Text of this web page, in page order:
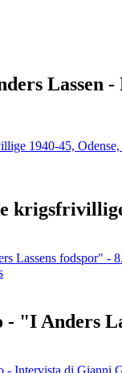
Lassen
- "I Anders